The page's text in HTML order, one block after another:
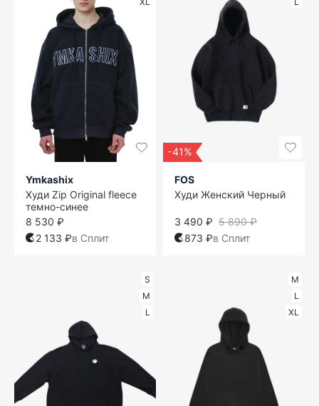
Ymkashix
Худи Zip Original fleece
темно-синее
8 530 ₽
2 133 ₽в Сплит
-41%
FOS
Худи Женский Черный
5 890 ₽
3 490 ₽
873 ₽в Сплит
S
M
L
M
L
XL